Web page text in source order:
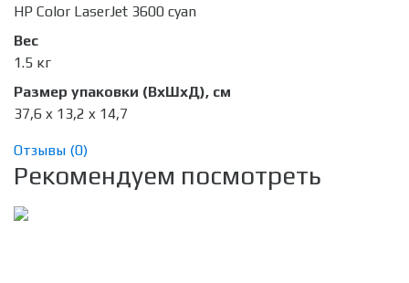
HP Color LaserJet 3600 cyan
Вес
1.5 кг
Размер упаковки (ВхШхД), см
37,6 x 13,2 x 14,7
Отзывы (0)
Рекомендуем посмотреть